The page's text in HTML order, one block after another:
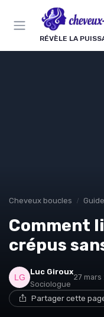
RÉVÈLE LA
Cheveux boucles
Comment
crépus
Luc Giroux
Sociologue
27 mars
Partager cette
Panneau de gestion